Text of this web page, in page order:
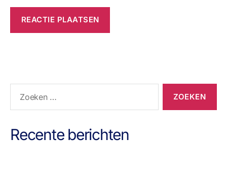
Recente berichten